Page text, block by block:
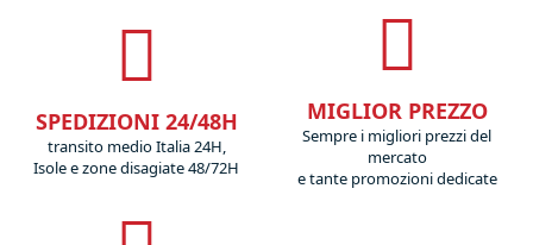
SPEDIZIONI 24/48H
transito medio Italia 24H,
Isole e zone disagiate 48/72H
MIGLIOR PREZZO
Sempre i migliori prezzi del
mercato
e tante promozioni dedicate